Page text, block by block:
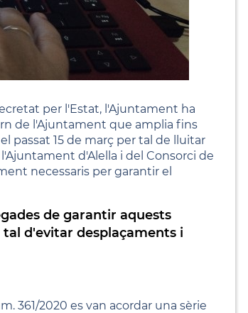
per l'Estat, l'Ajuntament ha
de l'Ajuntament que amplia fins
passat 15 de març per tal de lluitar
d'Alella i del Consorci de
necessaris per garantir el
de garantir aquests
d'evitar desplaçaments i
361/2020 es van acordar una sèrie